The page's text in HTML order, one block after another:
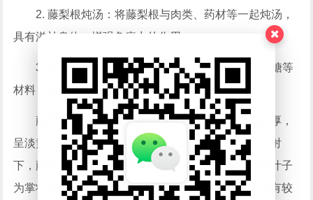
2. 藤梨根炖汤：将藤梨根与肉类、药材等一起炖汤，
具有滋补身体、增强免疫力的作用。
3. 藤梨根糕点：将藤梨根磨成粉末，加入面粉、糖等
材料，制作成糕点，口感独特，营养丰富。
藤梨根的外观颇具观赏性。其根茎粗壮，肉质肥厚，
呈淡黄色，表面光滑，具有一定的光泽。在阳光的照射
下，藤梨根呈现出一种独特的美丽。此外，藤梨根的叶子
为掌状复叶，叶色翠绿，与根茎形成鲜明的对比，具有较